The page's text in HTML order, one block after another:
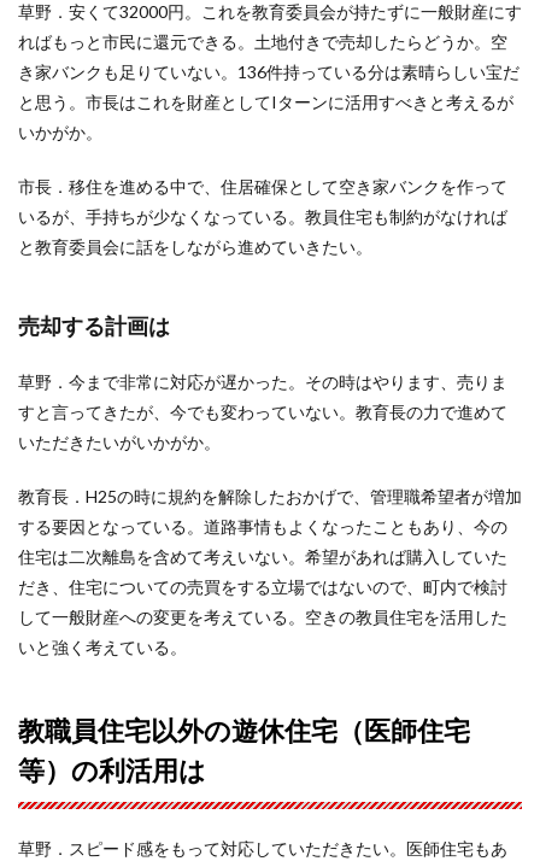
草野．安くて32000円。これを教育委員会が持たずに一般財産にす
ればもっと市民に還元できる。土地付きで売却したらどうか。空
き家バンクも足りていない。136件持っている分は素晴らしい宝だ
と思う。市長はこれを財産としてIターンに活用すべきと考えるが
いかがか。
市長．移住を進める中で、住居確保として空き家バンクを作って
いるが、手持ちが少なくなっている。教員住宅も制約がなければ
と教育委員会に話をしながら進めていきたい。
売却する計画は
草野．今まで非常に対応が遅かった。その時はやります、売りま
すと言ってきたが、今でも変わっていない。教育長の力で進めて
いただきたいがいかがか。
教育長．H25の時に規約を解除したおかげで、管理職希望者が増加
する要因となっている。道路事情もよくなったこともあり、今の
住宅は二次離島を含めて考えいない。希望があれば購入していた
だき、住宅についての売買をする立場ではないので、町内で検討
して一般財産への変更を考えている。空きの教員住宅を活用した
いと強く考えている。
教職員住宅以外の遊休住宅（医師住宅
等）の利活用は
草野．スピード感をもって対応していただきたい。医師住宅もあ